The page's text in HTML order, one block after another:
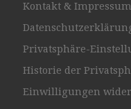
Kontakt & Impressum
Privatsphäre-
Historie der
Einwilligungen